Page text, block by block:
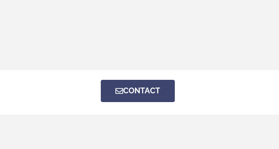
CONTACT